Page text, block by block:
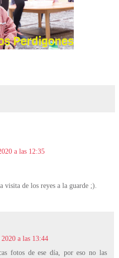
a las 12:35
visita de los reyes a la guarde ;).
a las 13:44
fotos de ese día, por eso no las